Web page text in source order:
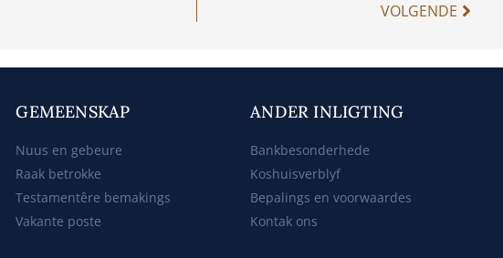
VOLGENDE
GEMEENSKAP
Nuus en gebeure
Raak betrokke
Testamentêre bemakings
Vakante poste
ANDER INLIGTING
Bankbesonderhede
Koshuisverblyf
Bepalings en voorwaardes
Kontak ons